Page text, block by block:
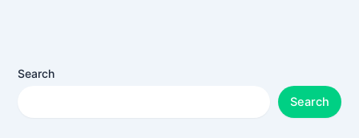
Search
Search